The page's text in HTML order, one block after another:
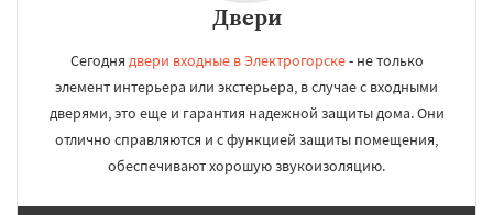
Двери
Сегодня двери входные в Электрогорске- не только
элемент интерьера или экстерьера, в случае с входными
дверями, это еще и гарантия надежной защиты дома. Они
отлично справляются и с функцией защиты помещения,
обеспечивают хорошую звукоизоляцию.